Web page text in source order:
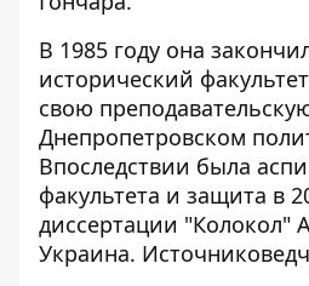
В 1985 году она
исторический
свою
Днепропетровском
Впоследствии была
факультета и защита в
диссертации "Колокол"
Украина.